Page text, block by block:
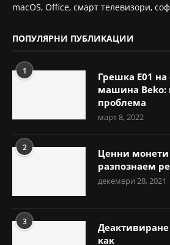
macOS, Office, смарт телевизори,
ПОПУЛЯРНИ ПУБЛИКАЦИИ
1
Грешка E01
машина Beko:
проблема
март 8, 2022
2
Ценни монети
разпознаем
декември 28, 2021
3
как